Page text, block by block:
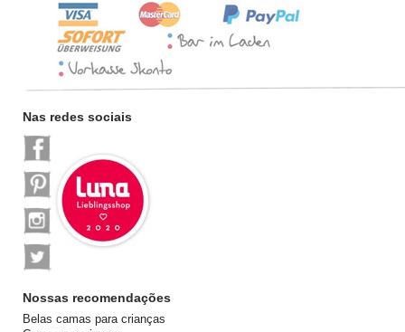
Nas redes sociais
Nossas recomendações
Belas camas para crianças